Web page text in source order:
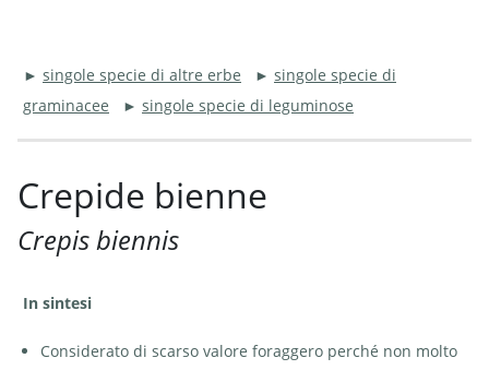
► singole specie di altre erbe ► singole specie di
graminacee ► singole specie di leguminose
Crepide bienne
Crepis biennis
In sintesi
Considerato di scarso valore foraggero perché non molto